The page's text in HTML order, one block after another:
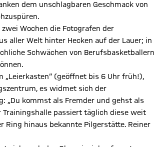
dem unschlagbaren Geschmack von
Wochen die Fotografen der
aller Welt hinter Hecken auf der Lauer; in
Schwächen von Berufsbasketballern
können.
„Leierkasten“ (geöffnet bis 6 Uhr früh!),
es widmet sich der
„Du kommst als Fremder und gehst als
Trainingshalle passiert täglich diese weit
Ring hinaus bekannte Pilgerstätte. Reiner